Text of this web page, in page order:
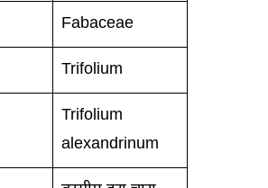
Fabaceae
Trifolium
Trifolium
alexandrinum